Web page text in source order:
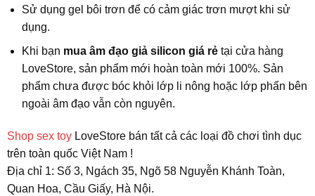
Sử dụng gel bôi trơn để có cảm giác trơn mượt khi sử
dụng.
Khi bạn mua âm đạo giả silicon giá rẻ tại cửa hàng
LoveStore, sản phẩm mới hoàn toàn mới 100%. Sản
phẩm chưa được bóc khỏi lớp li nông hoặc lớp phấn bên
ngoài âm đạo vẫn còn nguyên.
Shop sex toy LoveStore bán tất cả các loại đồ chơi tình dục
trên toàn quốc Việt Nam !
Địa chỉ 1: Số 3, Ngách 35, Ngõ 58 Nguyễn Khánh Toàn,
Quan Hoa, Cầu Giấy, Hà Nội.